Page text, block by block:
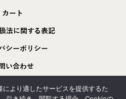
カート
法に関する表記
シーポリシー
い合わせ
採用情報
より適したサービスを提供するた